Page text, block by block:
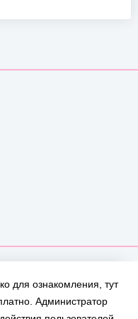
для ознакомления, тут
Администратор